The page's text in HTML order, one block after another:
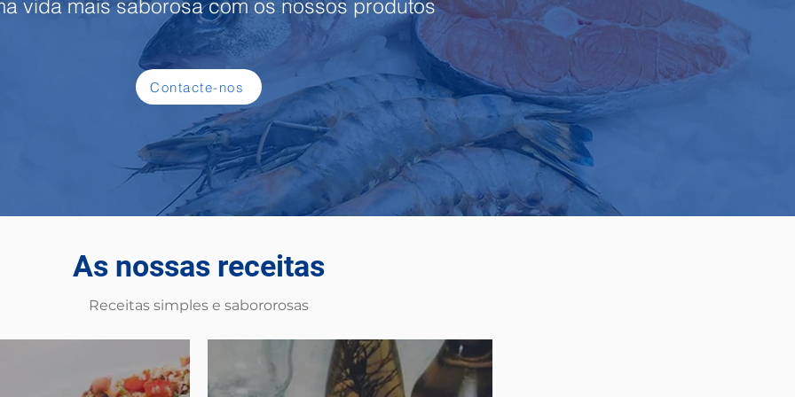
vida mais saborosa com os nossos produtos
Contacte-nos
As nossas receitas
Receitas simples e sabororosas